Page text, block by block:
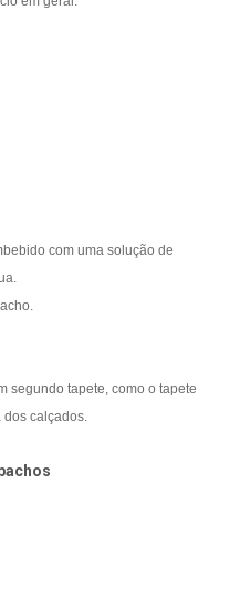
com uma solução de
segundo tapete, como o tapete
dos calçados.